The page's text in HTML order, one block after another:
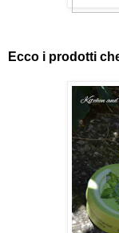
Ecco i prodotti